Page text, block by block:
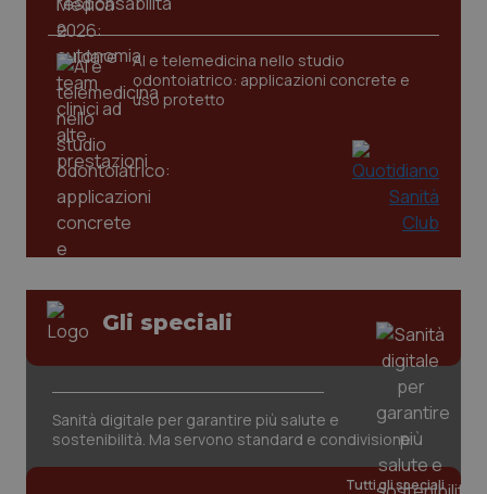
AI e telemedicina nello studio
odontoiatrico: applicazioni concrete e
uso protetto
Gli speciali
Sanità digitale per garantire più salute e
sostenibilità. Ma servono standard e condivisione
Tutti gli speciali
www.quotidianosanita.it